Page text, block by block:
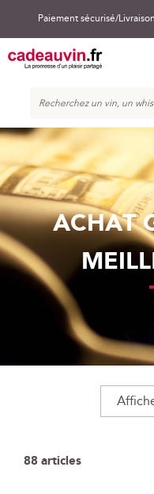
Paiement sécurisé
ACHAT
88 articles